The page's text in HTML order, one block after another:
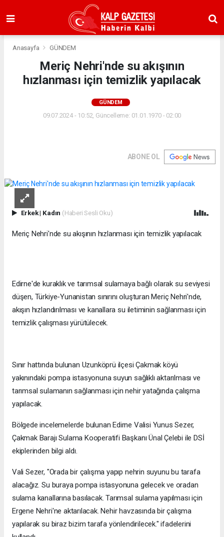
Anasayfa GÜNDEM
Meriç Nehri'nde su akışının
hızlanması için temizlik yapılacak
GÜNDEM
09.07.2024 - 10:52, Güncelleme: 01.01.1970 - 02:00
ABONE OL
Erkek| Kadın (Haberi Sesli Oku)
Meriç Nehri'nde su akışının hızlanması için temizlik yapılacak
Edirne'de kuraklık ve tarımsal sulamaya bağlı olarak su seviyesi
düşen, Türkiye-Yunanistan sınırını oluşturan Meriç Nehri'nde,
akışın hızlandırılması ve kanallara su iletiminin sağlanması için
temizlik çalışması yürütülecek.
Sınır hattında bulunan Uzunköprü ilçesi Çakmak köyü
yakınındaki pompa istasyonuna suyun sağlıklı aktarılması ve
tarımsal sulamanın sağlanması için nehir yatağında çalışma
yapılacak.
Bölgede incelemelerde bulunan Edirne Valisi Yunus Sezer,
Çakmak Barajı Sulama Kooperatifi Başkanı Ünal Çelebi ile DSİ
ekiplerinden bilgi aldı.
Vali Sezer, "Orada bir çalışma yapıp nehrin suyunu bu tarafa
alacağız. Su buraya pompa istasyonuna gelecek ve oradan
sulama kanallarına basılacak. Tarımsal sulama yapılması için
Ergene Nehri'ne aktarılacak. Nehir havzasında bir çalışma
yapılarak su biraz bizim tarafa yönlendirilecek." ifadelerini